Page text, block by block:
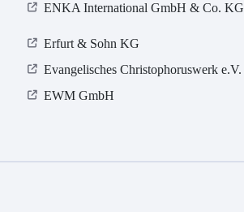
ENKA International GmbH & Co. KG
Erfurt & Sohn KG
Evangelisches Christophoruswerk e.V.
EWM GmbH